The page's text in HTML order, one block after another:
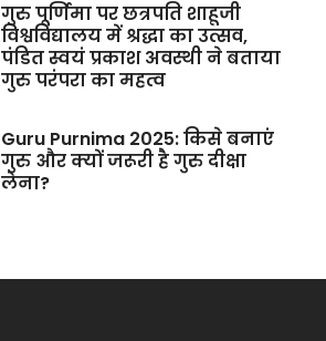
गुरु पूर्णिमा पर छत्रपति शाहूजी
विश्वविद्यालय में श्रद्धा का उत्सव,
पंडित स्वयं प्रकाश अवस्थी ने बताया
गुरु परंपरा का महत्व
Guru Purnima 2025: किसे बनाएं
गुरु और क्यों जरूरी है गुरु दीक्षा
लेना?